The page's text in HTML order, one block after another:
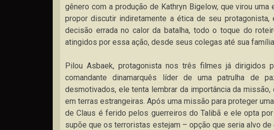
gênero com a produção de Kathryn Bigelow, que virou
propor discutir indiretamente a ética de seu
decisão errada no calor da batalha, todo o toque do
atingidos por essa ação, desde seus colegas até sua
Pilou Asbaek, protagonista nos três filmes já dirigidos
comandante dinamarquês líder de uma patrulha de
desmotivados, ele tenta lembrar da importância da
em terras estrangeiras. Após uma missão para proteger
de Claus é ferido pelos guerreiros do Talibã e ele opta
supõe que os terroristas estejam – opção que seria alvo